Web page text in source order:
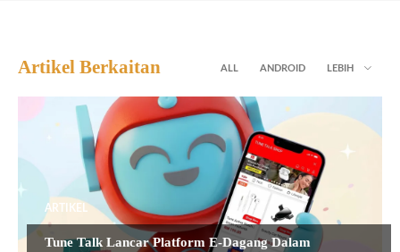
Artikel Berkaitan ALL ANDROID LEBIH
ARTIKEL
Tune Talk Lancar Platform E-Dagang Dalam